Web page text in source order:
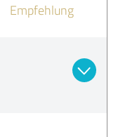
Empfehlung